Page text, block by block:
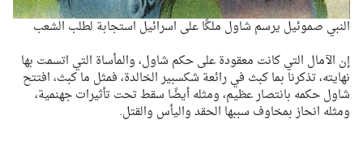
النبي صموئيل يرسم شاول ملكًا على اسرائيل استجابة لطلب الشعب
إن الآمال التي كانت معقودة على حكم شاول، والمأساة التي اتسمت بها
نهايته، تذكرنا بما كبث في رائعة شكسبير الخالدة، فمثل ما كبث، افتتح
شاول حكمه بانتصار عظيم، ومثله أيضًا سقط تحت تأثيرات جهنمية،
ومثله انحاز بمخاوف سببها الحقد واليأس والقتل.